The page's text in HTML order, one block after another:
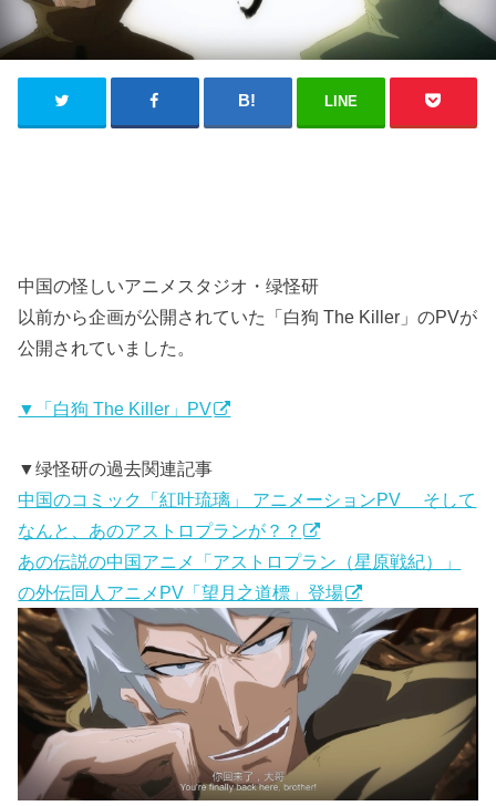
LINE
中国の怪しいアニメスタジオ・绿怪研
以前から企画が公開されていた「白狗 The Killer」のPVが
公開されていました。
▼「白狗 The Killer」PV
▼绿怪研の過去関連記事
中国のコミック「紅叶琉璃」 アニメーションPV そして
なんと、あのアストロプランが？？
あの伝説の中国アニメ「アストロプラン（星原戦紀）」
の外伝同人アニメPV「望月之道標」登場